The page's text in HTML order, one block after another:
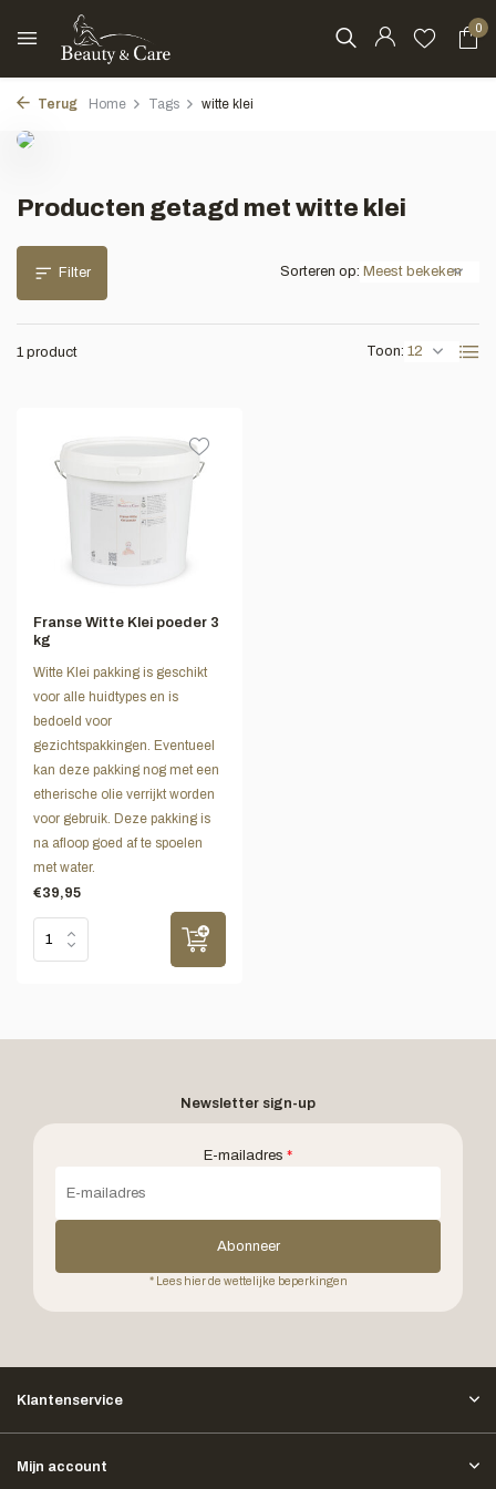
0
Terug Home Tags witte klei
Producten getagd met witte klei
Filter
1 product Toon:
Sorteren op:
Franse Witte Klei poeder 3
kg
Witte Klei pakking is geschikt
voor alle huidtypes en is
bedoeld voor
gezichtspakkingen. Eventueel
kan deze pakking nog met een
etherische olie verrijkt worden
voor gebruik. Deze pakking is
na afloop goed af te spoelen
met water.
€39,95
Newsletter sign-up
E-mailadres *
Abonneer
* Lees hier de wettelijke beperkingen
Klantenservice
Mijn account